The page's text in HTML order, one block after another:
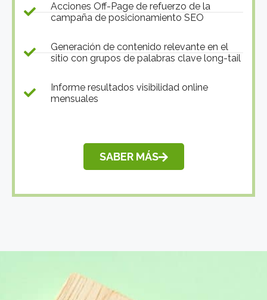
Acciones Off-Page de refuerzo de la
campaña de posicionamiento SEO
Generación de contenido relevante en el
sitio con grupos de palabras clave long-tail
Informe resultados visibilidad online
mensuales
SABER MÁS